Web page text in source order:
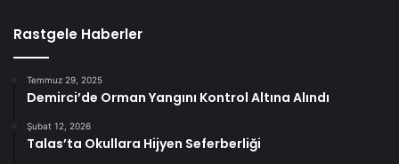
Rastgele Haberler
Temmuz 29, 2025
Demirci’de Orman Yangını Kontrol Altına Alındı
Şubat 12, 2026
Talas’ta Okullara Hijyen Seferberliği